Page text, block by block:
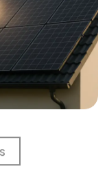
une
la plus rentable